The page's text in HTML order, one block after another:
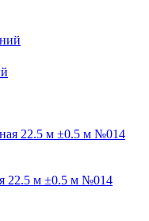
22.5 м ±0.5 м №014